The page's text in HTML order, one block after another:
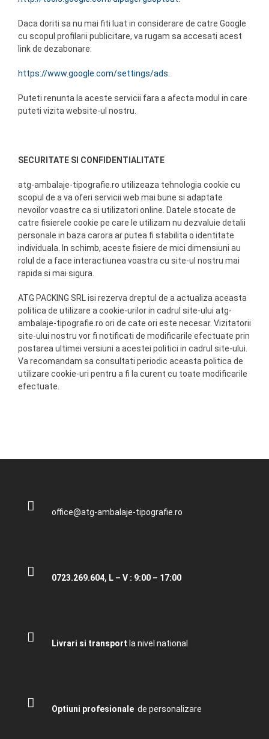
Daca doriti sa nu mai fiti luat in considerare de catre Google
cu scopul profilarii publicitare, va rugam sa accesati acest
link de dezabonare:
https://www.google.com/settings/ads
Puteti renunta la aceste servicii fara a afecta modul in care
puteti vizita website-ul nostru.
SECURITATE SI CONFIDENTIALITATE
atg-ambalaje-tipografie.ro utilizeaza tehnologia cookie cu
scopul de a va oferi servicii web mai bune si adaptate
nevoilor voastre ca si utilizatori online. Datele stocate de
catre fisierele cookie pe care le utilizam nu dezvaluie detalii
personale in baza carora ar putea fi stabilita o identitate
individuala. In schimb, aceste fisiere de mici dimensiuni au
rolul de a face interactiunea voastra cu site-ul nostru mai
rapida si mai sigura.
ATG PACKING SRL isi rezerva dreptul de a actualiza aceasta
politica de utilizare a cookie-urilor in cadrul site-ului atg-
ambalaje-tipografie.ro ori de cate ori este necesar. Vizitatorii
site-ului nostru vor fi notificati de modificarile efectuate prin
postarea ultimei versiuni a acestei politici in cadrul site-ului.
Va recomandam sa consultati periodic aceasta politica de
utilizare cookie-uri pentru a fi la curent cu toate modificarile
efectuate.
office@atg-ambalaje-tipografie.ro
0723.269.604, L – V : 9:00 – 17:00
Livrari si transport la nivel national
Optiuni profesionale de personalizare